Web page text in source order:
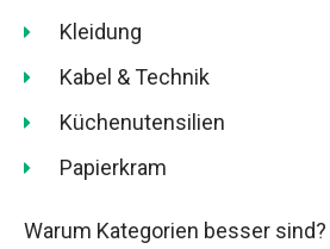
Kleidung
Kabel & Technik
Küchenutensilien
Papierkram
Warum Kategorien besser sind?